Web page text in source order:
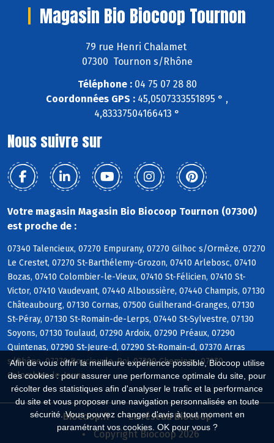
Afin de vous offrir la meilleure expérience possible, Biocoop utilise
des cookies : pour assurer une performance optimale du site, pour
récolter des statistiques afin d'analyser le trafic et la performance
du site et vous proposer une navigation personnalisée en toute
sécurité. Vous pouvez changer d'avis à tout moment en
paramétrant vos cookies. OK pour vous ?
Magasin Bio Biocoop Tournon
79 rue Henri Chalamet
07300 Tournon s/Rhône
Téléphone :04 75 07 28 80
Coordonnées GPS : 45,0507333551895 ° ,
4,83337504166413 °
Nous suivre sur
Votre magasin Magasin Bio Biocoop Tournon (07300)
est proche de :
07340 Talencieux, 07270 Empurany, 07270 Gilhoc s/Ormèze, 07270
Le Crestet, 07270 St-Barthélemy-Grozon, 07410 Arlebosc, 07410
Bozas, 07410 Colombier-le-Vieux, 07410 St-Félicien, 07410 St-
Victor, 07410 Vaudevant, 07440 Alboussière, 07440 Champis, 07130
Châteaubourg, 07130 Cornas, 07500 Guilherand-Granges, 07130
St-Péray, 07130 St-Romain-de-Lerps, 07440 St-Sylvestre, 07130
Soyons, 07130 Toulaud, 07290 Ardoix, 07290 Préaux, 07290
Quintenas, 07290 St-Jeure-d, 07290 St-Romain-d, 07370 Arras
s/Rhône, 07270 Boucieu-le-Roi, 07300 Cheminas, 07270
Colombier-le-Jeune
Biocoop.fr
Le réseau Biocoop
Copyright Biocoop 2026